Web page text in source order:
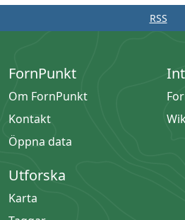
RSS
FornPunkt
Om FornPunkt
Kontakt
Öppna data
Utforska
Karta